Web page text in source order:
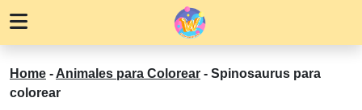
Home - Animales para Colorear - Spinosaurus para
colorear